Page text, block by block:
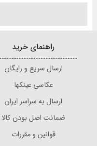
راهنمای خرید
ارسال سریع و رایگان
عکاسی عینکها
ارسال به سراسر ایران
ضمانت اصل بودن کالا
قوانین و مقررات